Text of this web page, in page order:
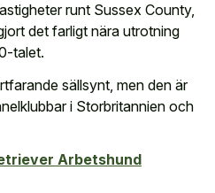
runt Sussex County,
det farligt nära utrotning
talet.
sällsynt, men den är
i Storbritannien och
Arbetshund